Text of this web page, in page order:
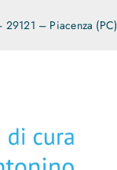
– Piacenza (PC)